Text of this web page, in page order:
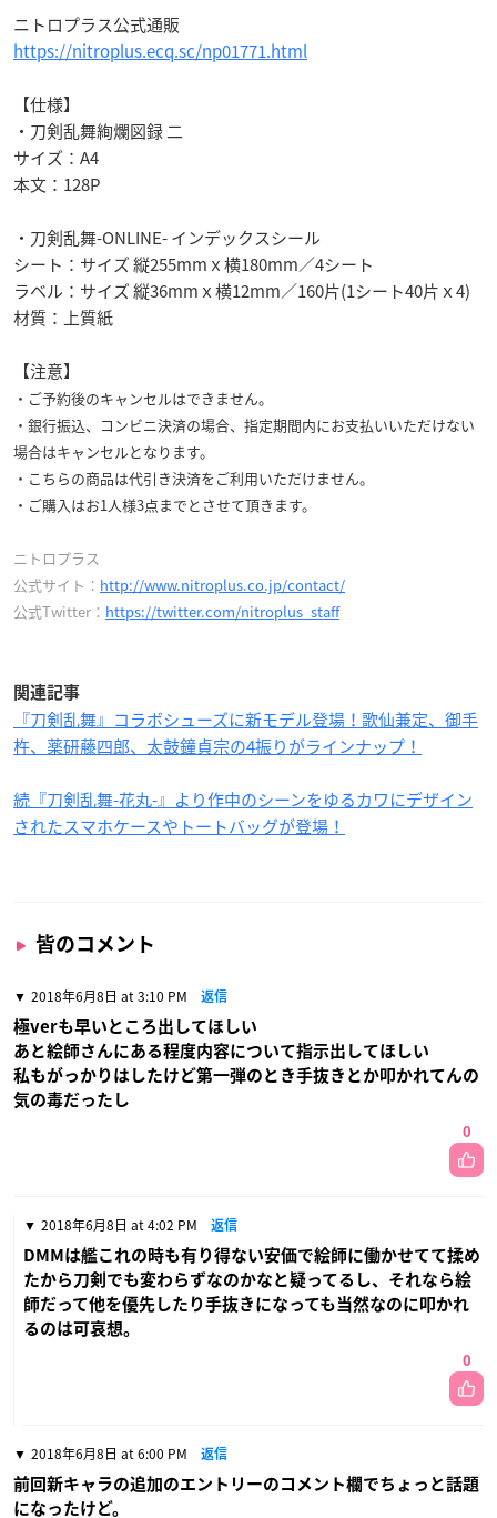
ニトロプラス公式通販
https://nitroplus.ecq.sc/np01771.html
【仕様】
・刀剣乱舞絢爛図録 二
サイズ：A4
本文：128P
・刀剣乱舞-ONLINE- インデックスシール
シート：サイズ 縦255mmｘ横180mm／4シート
ラベル：サイズ 縦36mmｘ横12mm／160片(1シート40片ｘ4)
材質：上質紙
【注意】
・ご予約後のキャンセルはできません。
・銀行振込、コンビニ決済の場合、指定期間内にお支払いいただけない
場合はキャンセルとなります。
・こちらの商品は代引き決済をご利用いただけません。
・ご購入はお1人様3点までとさせて頂きます。
ニトロプラス
公式サイト： http://www.nitroplus.co.jp/contact/
公式Twitter： https://twitter.com/nitroplus_staff
関連記事
『刀剣乱舞』コラボシューズに新モデル登場！歌仙兼定、御手
杵、薬研藤四郎、太鼓鐘貞宗の4振りがラインナップ！
続『刀剣乱舞-花丸-』より作中のシーンをゆるカワにデザイン
されたスマホケースやトートバッグが登場！
皆のコメント
2018年6月8日 at 3:10 PM 返信
極verも早いところ出してほしい
あと絵師さんにある程度内容について指示出してほしい
私もがっかりはしたけど第一弾のとき手抜きとか叩かれてんの
気の毒だったし
0
2018年6月8日 at 4:02 PM 返信
DMMは艦これの時も有り得ない安価で絵師に働かせてて揉め
たから刀剣でも変わらずなのかなと疑ってるし、それなら絵
師だって他を優先したり手抜きになっても当然なのに叩かれ
るのは可哀想。
0
2018年6月8日 at 6:00 PM 返信
前回新キャラの追加のエントリーのコメント欄でちょっと話題
になったけど。